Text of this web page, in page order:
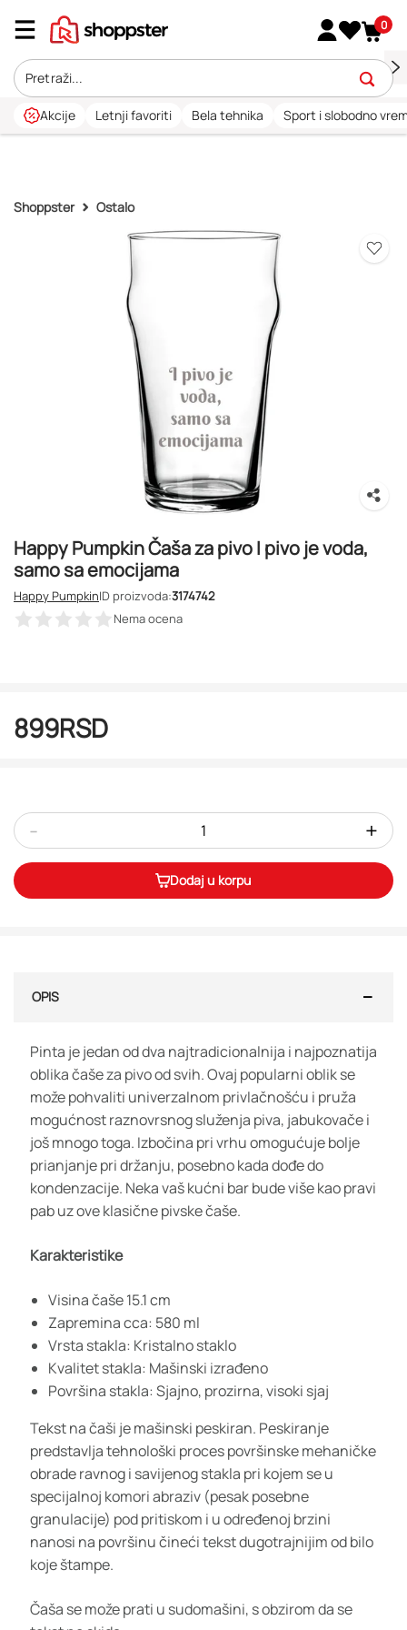
0
Akcije Letnji favoriti Bela tehnika Sport i slobodno
Shoppster Ostalo
Happy Pumpkin Čaša za pivo I pivo je voda,
samo sa emocijama
Happy PumpkinID proizvoda:3174742
Nema ocena
899RSD
- +
Dodaj u korpu
OPIS
Pinta je jedan od dva najtradicionalnija i najpoznatija
oblika čaše za pivo od svih. Ovaj popularni oblik se
može pohvaliti univerzalnom privlačnošću i pruža
mogućnost raznovrsnog služenja piva, jabukovače i
još mnogo toga. Izbočina pri vrhu omogućuje bolje
prianjanje pri držanju, posebno kada dođe do
kondenzacije. Neka vaš kućni bar bude više kao pravi
pab uz ove klasične pivske čaše.
Karakteristike
Visina čaše 15.1 cm
Zapremina cca: 580 ml
Vrsta stakla: Kristalno staklo
Kvalitet stakla: Mašinski izrađeno
Površina stakla: Sjajno, prozirna, visoki sjaj
Tekst na čaši je mašinski peskiran. Peskiranje
predstavlja tehnološki proces površinske mehaničke
obrade ravnog i savijenog stakla pri kojem se u
specijalnoj komori abraziv (pesak posebne
granulacije) pod pritiskom i u određenoj brzini
nanosi na površinu čineći tekst dugotrajnijim od bilo
koje štampe.
Čaša se može prati u sudomašini, s obzirom da se